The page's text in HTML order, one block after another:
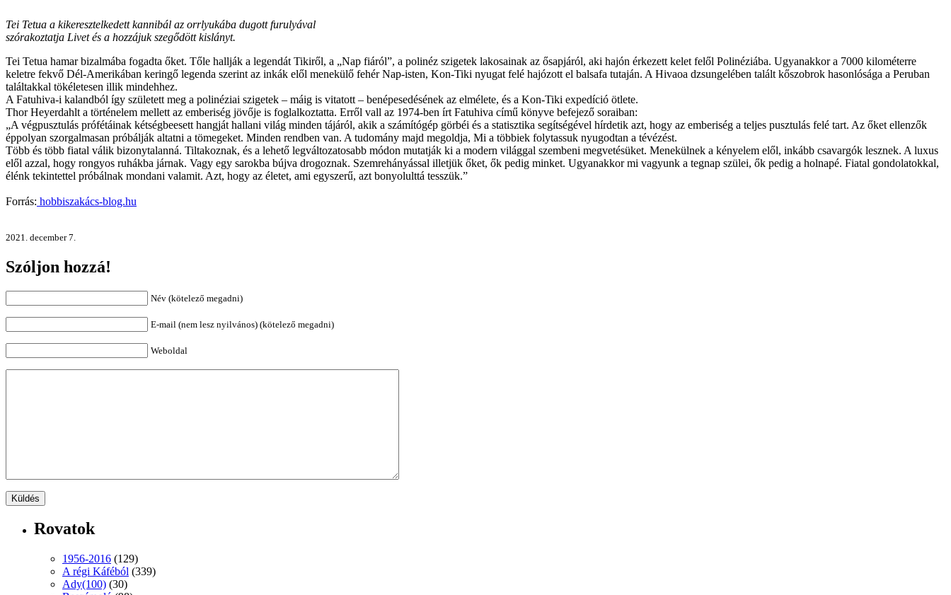
Tei Tetua a kikeresztelkedett kannibál az orrlyukába dugott furulyával
szórakoztatja Livet és a hozzájuk szegődött kislányt.
Tei Tetua hamar bizalmába fogadta őket. Tőle hallják a legendát Tikiről, a „Nap fiáról”, a polinéz szigetek lakosainak az ősapjáról, aki hajón érkezett kelet felől Polinéziába. Ugyanakkor a 7000 kilométerre
keletre fekvő Dél-Amerikában keringő legenda szerint az inkák elől menekülő fehér Nap-isten, Kon-Tiki nyugat felé hajózott el balsafa tutaján. A Hivaoa dzsungelében talált kőszobrok hasonlósága a Peruban
találtakkal tökéletesen illik mindehhez.
A Fatuhiva-i kalandból így született meg a polinéziai szigetek – máig is vitatott – benépesedésének az elmélete, és a Kon-Tiki expedíció ötlete.
Thor Heyerdahlt a történelem mellett az emberiség jövője is foglalkoztatta. Erről vall az 1974-ben írt Fatuhiva című könyve befejező soraiban:
„A végpusztulás prófétáinak kétségbeesett hangját hallani világ minden tájáról, akik a számítógép görbéi és a statisztika segítségével hírdetik azt, hogy az emberiség a teljes pusztulás felé tart. Az őket ellenzők
éppolyan szorgalmasan próbálják altatni a tömegeket. Minden rendben van. A tudomány majd megoldja, Mi a többiek folytassuk nyugodtan a tévézést.
Több és több fiatal válik bizonytalanná. Tiltakoznak, és a lehető legváltozatosabb módon mutatják ki a modern világgal szembeni megvetésüket. Menekülnek a kényelem elől, inkább csavargók lesznek. A luxus
elől azzal, hogy rongyos ruhákba járnak. Vagy egy sarokba bújva drogoznak. Szemrehányással illetjük őket, ők pedig minket. Ugyanakkor mi vagyunk a tegnap szülei, ők pedig a holnapé. Fiatal gondolatokkal,
élénk tekintettel próbálnak mondani valamit. Azt, hogy az életet, ami egyszerű, azt bonyolulttá tesszük.”
Forrás: hobbiszakács-blog.hu
2021. december 7.
Szóljon hozzá!
Név (kötelező megadni)
E-mail (nem lesz nyilvános) (kötelező megadni)
Weboldal
Rovatok
1956-2016 (129)
A régi Káféból (339)
Ady(100) (30)